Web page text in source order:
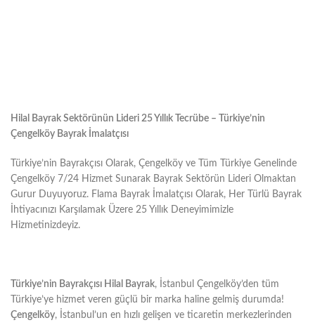
Hilal Bayrak Sektörünün Lideri 25 Yıllık Tecrübe – Türkiye’nin
Çengelköy Bayrak İmalatçısı
Türkiye’nin Bayrakçısı Olarak, Çengelköy ve Tüm Türkiye Genelinde
Çengelköy 7/24 Hizmet Sunarak Bayrak Sektörün Lideri Olmaktan
Gurur Duyuyoruz. Flama Bayrak İmalatçısı Olarak, Her Türlü Bayrak
İhtiyacınızı Karşılamak Üzere 25 Yıllık Deneyimimizle
Hizmetinizdeyiz.
Türkiye’nin Bayrakçısı Hilal Bayrak, İstanbul Çengelköy’den tüm
Türkiye’ye hizmet veren güçlü bir marka haline gelmiş durumda!
Çengelköy, İstanbul’un en hızlı gelişen ve ticaretin merkezlerinden